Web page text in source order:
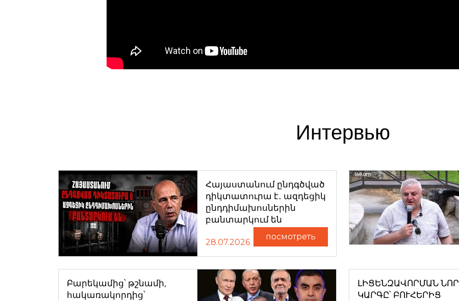
Интервью
Հայաստանում ընդգծված
դիկտատուրա է․ ազդեցիկ
ընդդիմախոսներին
բանտարկում են
28.07.2026
посмотреть
Բարեկամից՝ թշնամի,
հակառակորդից՝
ԼԻՑԵՆԶԱՎՈՐՄԱՆ ՆՈՐ
ԿԱՐԳԸ՝ ԲՈՒՀԵՐԻՑ